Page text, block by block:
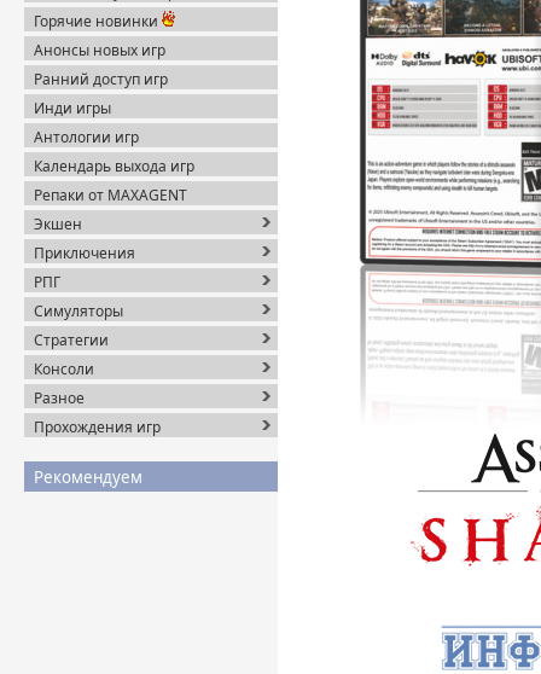
Горячие новинки
Анонсы новых игр
Ранний доступ игр
Инди игры
Антологии игр
Календарь выхода игр
Репаки от MAXAGENT
Экшен
Приключения
РПГ
Симуляторы
Стратегии
Консоли
Разное
Прохождения игр
Рекомендуем